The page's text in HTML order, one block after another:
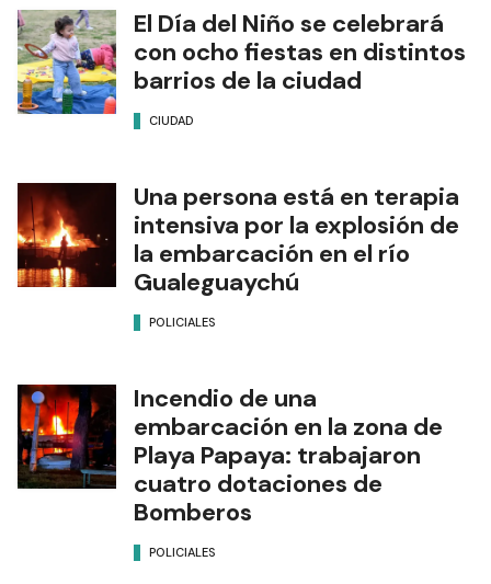
El Día del Niño se celebrará
con ocho fiestas en distintos
barrios de la ciudad
CIUDAD
Una persona está en terapia
intensiva por la explosión de
la embarcación en el río
Gualeguaychú
POLICIALES
Incendio de una
embarcación en la zona de
Playa Papaya: trabajaron
cuatro dotaciones de
Bomberos
POLICIALES